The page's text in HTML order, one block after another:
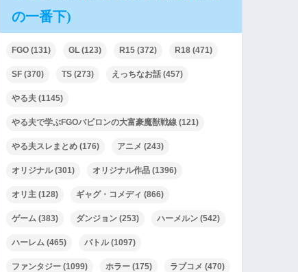
の一番下)
FGO (131) GL (123) R15 (372) R18 (471)
SF (370) TS (273) えっちなお話 (457)
やる夫 (1145)
やる夫で学ぶFGOバビロンの大富豪魔獣戦線 (121)
やる夫スレまとめ (176) アニメ (243)
オリジナル(301) オリジナル作品 (1396)
オリ主 (128) ギャグ・コメディ (866)
ゲーム (383) ダンジョン (253) ハーメルン (542)
ハーレム (465) バトル(1097)
ファンタジー (1099) ホラー (175) ラブコメ (470)